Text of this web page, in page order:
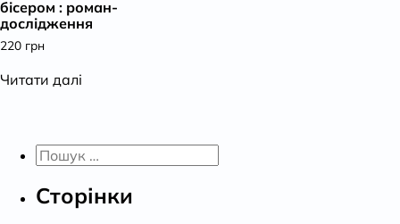
бісером : роман-
дослідження
220 грн
Читати далі
Пошук:
Сторінки